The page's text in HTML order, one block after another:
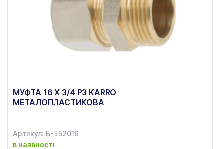
МУФТА 16 Х 3/4 РЗ KARRO
МЕТАЛОПЛАСТИКОВА
Артикул: Б-552016
в наявності